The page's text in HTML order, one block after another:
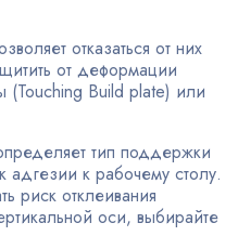
отказаться от них
от деформации
(Touching Build plate) или
тип поддержки
адгезии к рабочему столу.
риск отклеивания
оси, выбирайте